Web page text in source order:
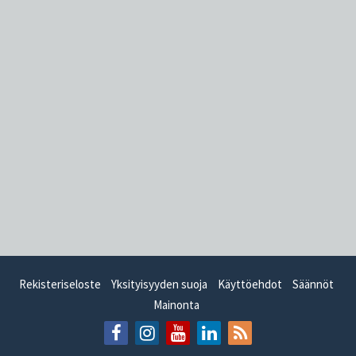
Rekisteriseloste Yksityisyyden suoja Käyttöehdot
Säännöt
Mainonta